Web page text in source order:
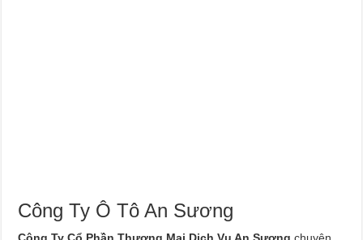
Công Ty Ô Tô An Sương